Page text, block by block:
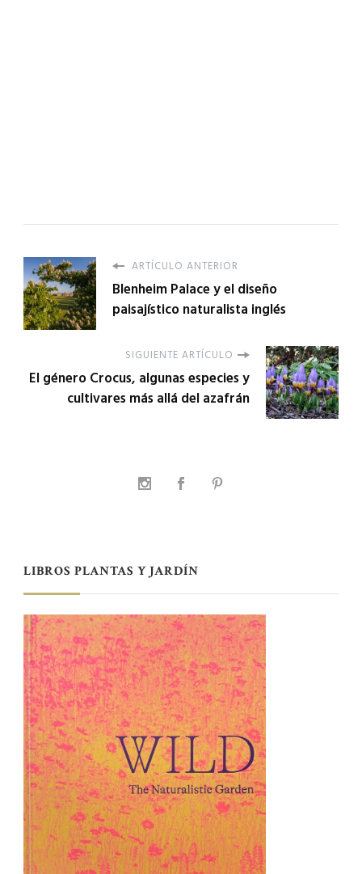
ARTÍCULO ANTERIOR
Blenheim Palace y el diseño
paisajístico naturalista inglés
SIGUIENTE ARTÍCULO
El género Crocus, algunas especies y
cultivares más allá del azafrán
LIBROS PLANTAS Y JARDÍN